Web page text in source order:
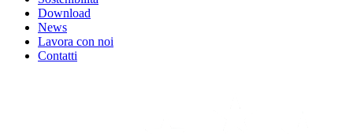
Download
News
Lavora con noi
Contatti